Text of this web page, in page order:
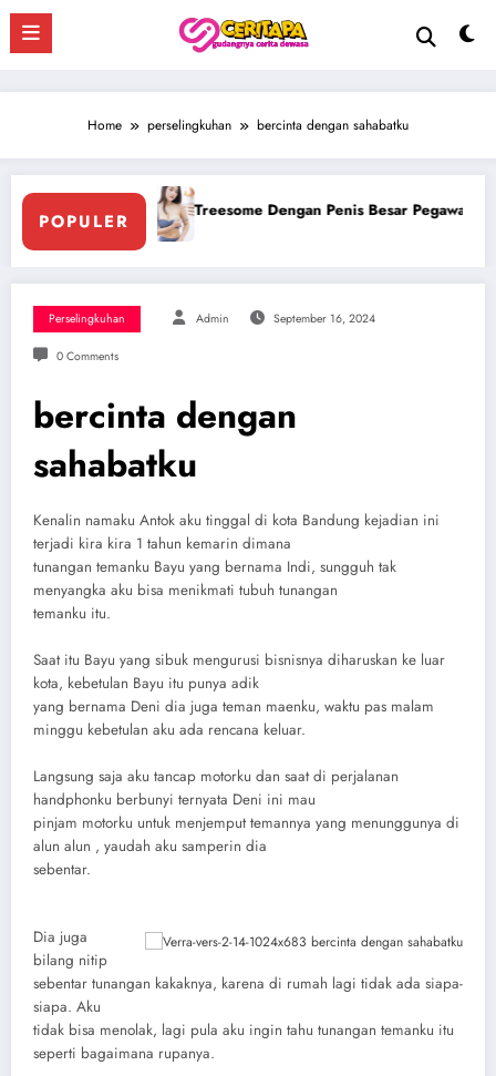
Skip
content
Home perselingkuhan bercinta dengan sahabatku
POPULER
Pegawai Hotel Ngentot Bersama Perawan Montok
Perselingkuhan Admin September 16, 2024
0 Comments
bercinta dengan
sahabatku
Kenalin namaku Antok aku tinggal di kota Bandung kejadian ini
terjadi kira kira 1 tahun kemarin dimana
tunangan temanku Bayu yang bernama Indi, sungguh tak
menyangka aku bisa menikmati tubuh tunangan
temanku itu.
Saat itu Bayu yang sibuk mengurusi bisnisnya diharuskan ke luar
kota, kebetulan Bayu itu punya adik
yang bernama Deni dia juga teman maenku, waktu pas malam
minggu kebetulan aku ada rencana keluar.
Langsung saja aku tancap motorku dan saat di perjalanan
handphonku berbunyi ternyata Deni ini mau
pinjam motorku untuk menjemput temannya yang menunggunya di
alun alun , yaudah aku samperin dia
sebentar.
Dia juga
bilang nitip
sebentar tunangan kakaknya, karena di rumah lagi tidak ada siapa-
siapa. Aku
tidak bisa menolak, lagi pula aku ingin tahu tunangan temanku itu
seperti bagaimana rupanya.